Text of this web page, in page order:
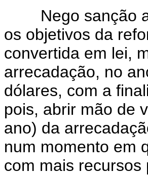
Nego sanção a
os objetivos da
convertida em lei,
arrecadação, no
dólares, com a
pois, abrir mão de
ano) da
num momento em
com mais recursos